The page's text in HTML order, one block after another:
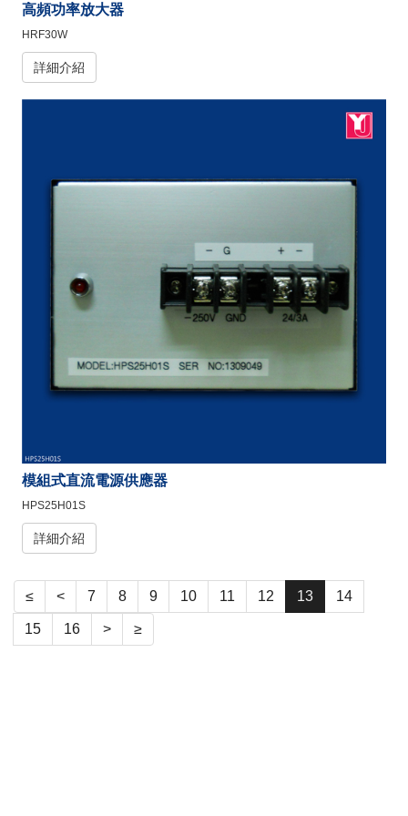
高頻功率放大器
HRF30W
詳細介紹
模組式直流電源供應器
HPS25H01S
詳細介紹
≤ < 7 8 9 10 11 12 13 14
15 16 > ≥